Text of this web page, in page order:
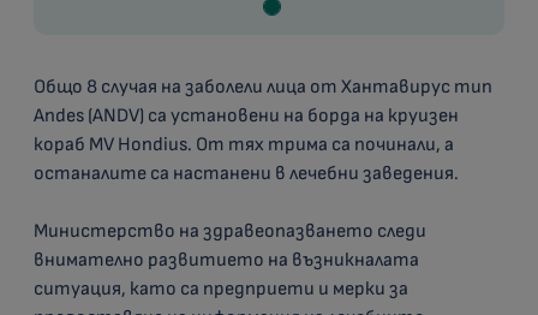
Общо 8 случая на заболели лица от Хантавирус тип
Andes (ANDV) са установени на борда на круизен
кораб MV Hondius. От тях трима са починали, а
останалите са настанени в лечебни заведения.
Министерство на здравеопазването следи
внимателно развитието на възникналата
ситуация, като са предприети и мерки за